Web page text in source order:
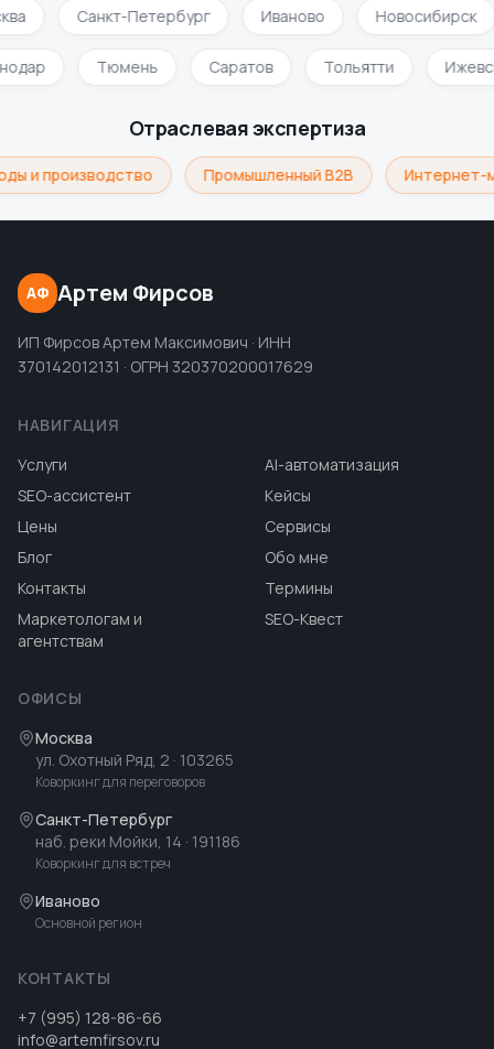
Санкт-Петербург Иваново Новосибирск
Тюмень Саратов Тольятти
Отраслевая экспертиза
и производство Промышленный B2B Интернет-
АФ Артем Фирсов
ИП Фирсов Артем Максимович · ИНН
370142012131 · ОГРН 320370200017629
НАВИГАЦИЯ
Услуги
AI-автоматизация
SEO-ассистент
Кейсы
Цены
Сервисы
Блог
Обо мне
Контакты
Термины
Маркетологам и
агентствам
SEO-Квест
ОФИСЫ
Москва
ул. Охотный Ряд, 2 · 103265
Коворкинг для переговоров
Санкт-Петербург
наб. реки Мойки, 14 · 191186
Коворкинг для встреч
Иваново
Основной регион
КОНТАКТЫ
+7 (995) 128-86-66
info@artemfirsov.ru